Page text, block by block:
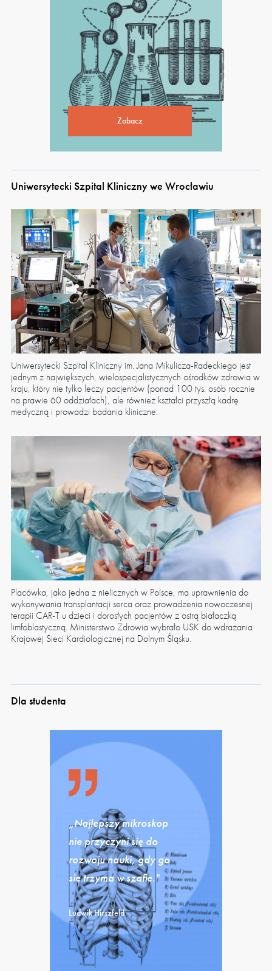
Zobacz
Uniwersytecki Szpital Kliniczny we Wrocławiu
Uniwersytecki Szpital Kliniczny im. Jana Mikulicza-Radeckiego jest
jednym z największych, wielospecjalistycznych ośrodków zdrowia w
kraju, który nie tylko leczy pacjentów (ponad 100 tys. osób rocznie
na prawie 60 oddziałach), ale również kształci przyszłą kadrę
medyczną i prowadzi badania kliniczne.
Placówka, jako jedna z nielicznych w Polsce, ma uprawnienia do
wykonywania transplantacji serca oraz prowadzenia nowoczesnej
terapii CAR-T u dzieci i dorosłych pacjentów z ostrą białaczką
limfoblastyczną. Ministerstwo Zdrowia wybrało USK do wdrażania
Krajowej Sieci Kardiologicznej na Dolnym Śląsku.
Dla studenta
„Najlepszy mikroskop
nie przyczyni się do
rozwoju nauki, gdy go
się trzyma w szafie."
Ludwik Hirszfeld